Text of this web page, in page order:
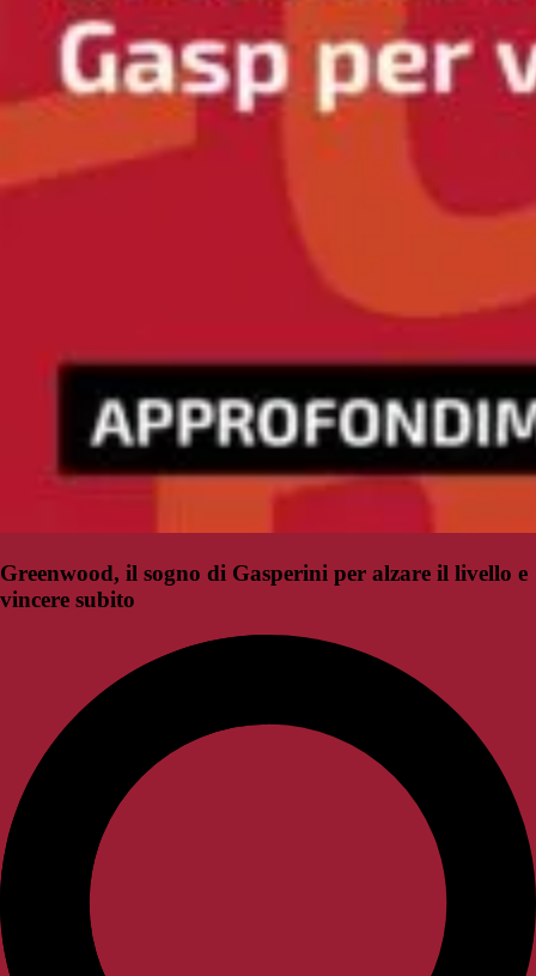
Greenwood, il sogno di Gasperini per alzare il livello e
vincere subito